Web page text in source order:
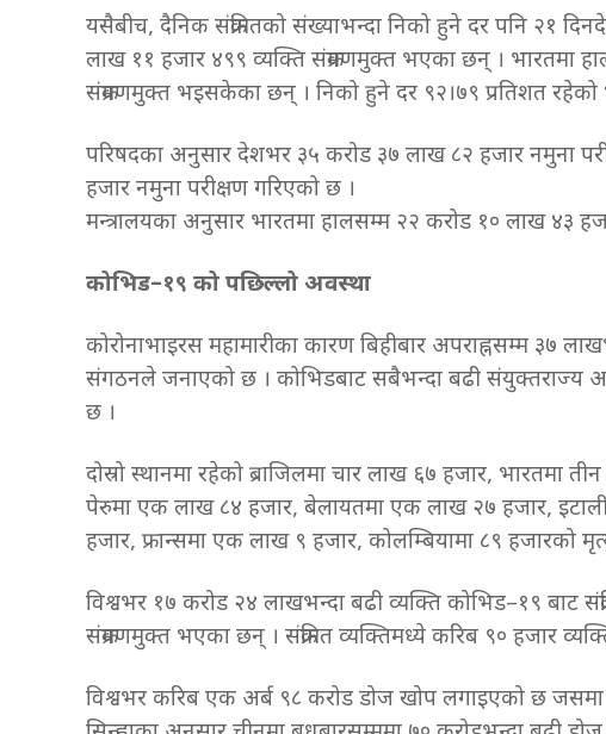
यसैबीच, दैनिक संक्रमितको संख्याभन्दा निको हुने दर पनि २१
लाख ११ हजार ४९९ व्यक्ति संक्रमणमुक्त भएका छन् । भारतमा
संक्रमणमुक्त भइसकेका छन् । निको हुने दर ९२।७९ प्रतिशत
परिषदका अनुसार देशभर ३५ करोड ३७ लाख ८२ हजार नमुना
हजार नमुना परीक्षण गरिएको छ ।
मन्त्रालयका अनुसार भारतमा हालसम्म २२ करोड १० लाख ४३
कोभिड–१९ को पछिल्लो अवस्था
कोरोनाभाइरस महामारीका कारण बिहीबार अपराह्नसम्म ३७
संगठनले जनाएको छ । कोभिडबाट सबैभन्दा बढी संयुक्तराज्य
छ ।
दोस्रो स्थानमा रहेको ब्राजिलमा चार लाख ६७ हजार, भारतमा
पेरुमा एक लाख ८४ हजार, बेलायतमा एक लाख २७ हजार,
हजार, फ्रान्समा एक लाख ९ हजार, कोलम्बियामा ८९ हजारको
विश्वभर १७ करोड २४ लाखभन्दा बढी व्यक्ति कोभिड–१९ बाट
संक्रमणमुक्त भएका छन् । संक्रमित व्यक्तिमध्ये करिब ९० हजार
विश्वभर करिब एक अर्ब ९८ करोड डोज खोप लगाइएको छ